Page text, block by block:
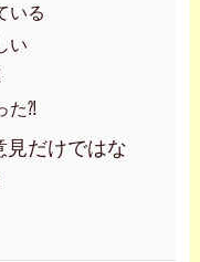
いる
い
た⁈
見だけではな